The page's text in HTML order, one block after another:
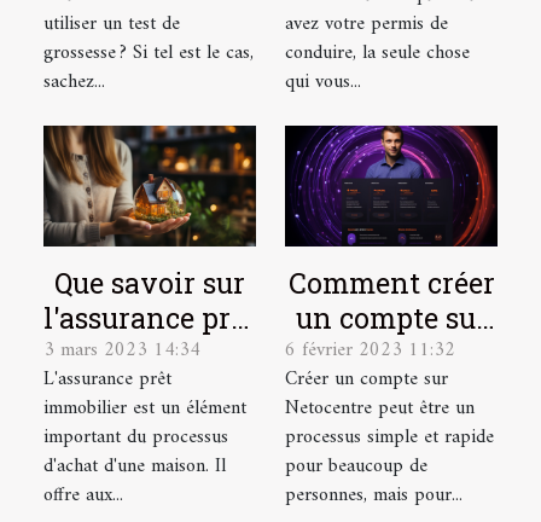
utiliser un test de
grossesse ? Si tel est le cas,
sachez...
assurance auto
?
avez votre permis de
conduire, la seule chose
qui vous...
Que savoir sur
l'assurance prêt
immobilier ?
3 mars 2023 14:34
L'assurance prêt
immobilier est un élément
important du processus
d'achat d'une maison. Il
offre aux...
Comment créer
un compte sur
Netocentre ?
6 février 2023 11:32
Créer un compte sur
Netocentre peut être un
processus simple et rapide
pour beaucoup de
personnes, mais pour...